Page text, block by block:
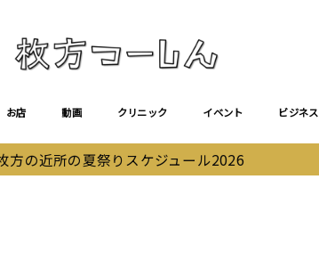
お店 動画 クリニック イベント ビジネス
方の近所の夏祭りスケジュール2026